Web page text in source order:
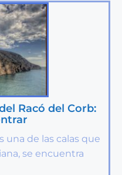
Racó del Corb:
una de las calas que
se encuentra